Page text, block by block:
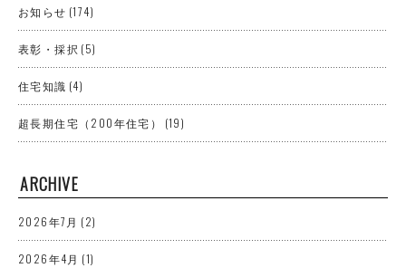
お知らせ (174)
表彰・採択 (5)
住宅知識 (4)
超長期住宅（200年住宅） (19)
ARCHIVE
2026年7月 (2)
2026年4月 (1)